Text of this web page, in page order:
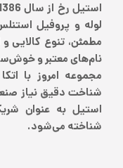
لوله و پروفیل
مطمئن، تنوع کالایی
نام‌های معتبر و
مجموعه امروز با
شناخت دقیق نیاز
استیل به عنوان
شناخته می‌شود.